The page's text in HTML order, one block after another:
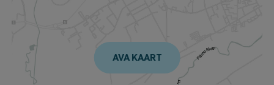
AVA KAART